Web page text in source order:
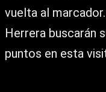
vuelta al
Herrera buscarán
puntos en esta